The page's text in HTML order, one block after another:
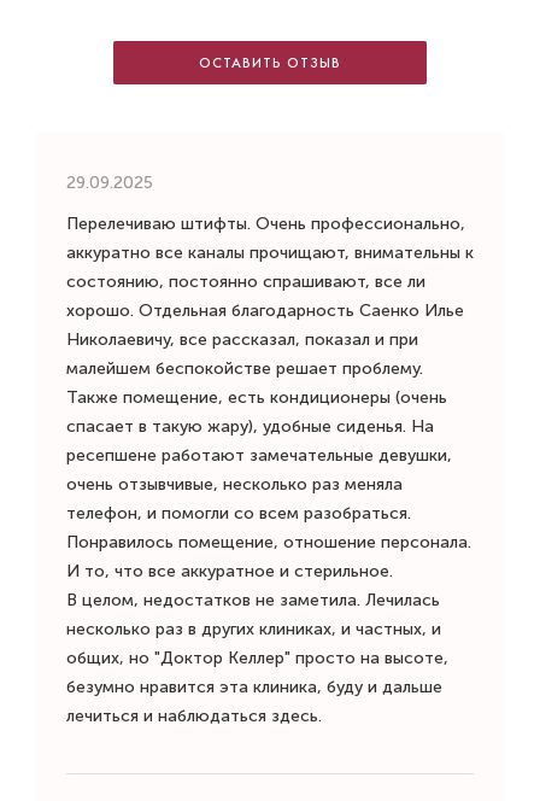
ОСТАВИТЬ ОТЗЫВ
29.09.2025
Перелечиваю штифты. Очень профессионально,
аккуратно все каналы прочищают, внимательны к
состоянию, постоянно спрашивают, все ли
хорошо. Отдельная благодарность Саенко Илье
Николаевичу, все рассказал, показал и при
малейшем беспокойстве решает проблему.
Также помещение, есть кондиционеры (очень
спасает в такую жару), удобные сиденья. На
ресепшене работают замечательные девушки,
очень отзывчивые, несколько раз меняла
телефон, и помогли со всем разобраться.
Понравилось помещение, отношение персонала.
И то, что все аккуратное и стерильное.
В целом, недостатков не заметила. Лечилась
несколько раз в других клиниках, и частных, и
общих, но "Доктор Келлер" просто на высоте,
безумно нравится эта клиника, буду и дальше
лечиться и наблюдаться здесь.